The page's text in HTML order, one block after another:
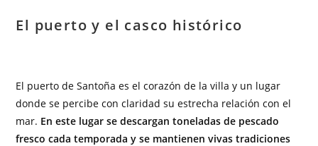
El puerto y el casco histórico
El puerto de Santoña es el corazón de la villa y un lugar
donde se percibe con claridad su estrecha relación con el
mar. En este lugar se descargan toneladas de pescado
fresco cada temporada y se mantienen vivas tradiciones